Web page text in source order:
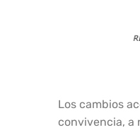
Los cambios
convivencia, a